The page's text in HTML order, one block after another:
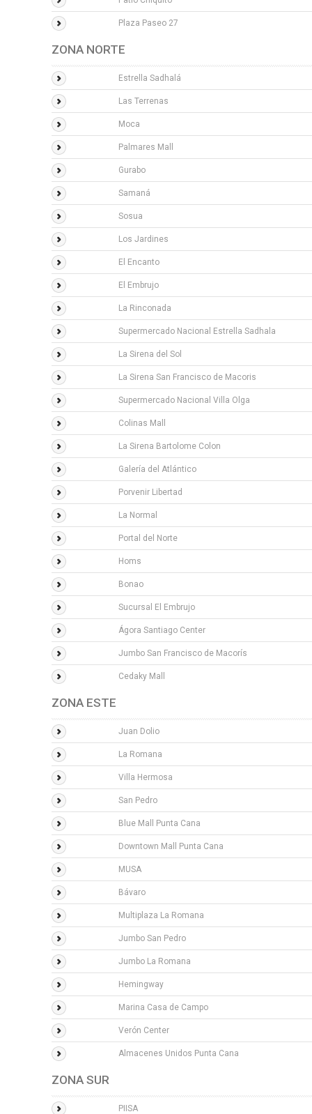
Plaza Paseo 27
ZONA NORTE
Estrella Sadhalá
Las Terrenas
Moca
Palmares Mall
Gurabo
Samaná
Sosua
Los Jardines
El Encanto
El Embrujo
La Rinconada
Supermercado Nacional Estrella Sadhala
La Sirena del Sol
La Sirena San Francisco de Macoris
Supermercado Nacional Villa Olga
Colinas Mall
La Sirena Bartolome Colon
Galería del Atlántico
Porvenir Libertad
La Normal
Portal del Norte
Homs
Bonao
Sucursal El Embrujo
Ágora Santiago Center
Jumbo San Francisco de Macorís
Cedaky Mall
ZONA ESTE
Juan Dolio
La Romana
Villa Hermosa
San Pedro
Blue Mall Punta Cana
Downtown Mall Punta Cana
MUSA
Bávaro
Multiplaza La Romana
Jumbo San Pedro
Jumbo La Romana
Hemingway
Marina Casa de Campo
Verón Center
Almacenes Unidos Punta Cana
ZONA SUR
PIISA